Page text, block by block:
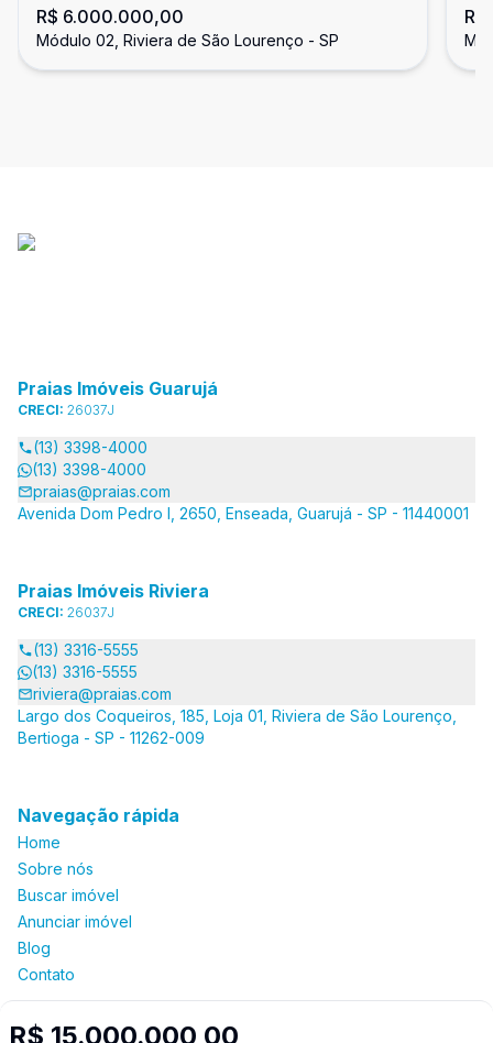
venda em Riviera de São Lourenço
R$ 6.000.000,00
Módulo 02, Riviera de São Lourenço - SP
R$ 15.000.000,00
Praias Imóveis Guarujá
CRECI: 26037J
(13) 3398-4000
(13) 3398-4000
praias@praias.com
Avenida Dom Pedro I, 2650, Enseada, Guarujá - SP - 11440001
Praias Imóveis Riviera
CRECI: 26037J
(13) 3316-5555
(13) 3316-5555
riviera@praias.com
Largo dos Coqueiros, 185, Loja 01, Riviera de São Lourenço,
Bertioga - SP - 11262-009
Navegação rápida
Home
Sobre nós
Buscar imóvel
Anunciar imóvel
Blog
Contato